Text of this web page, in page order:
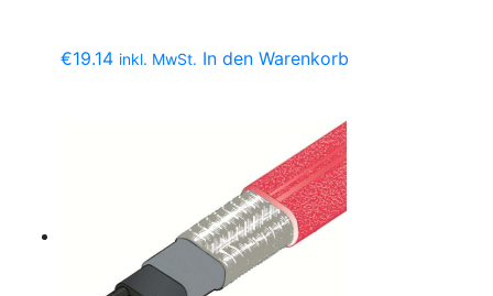
€19.14 inkl. MwSt. In den Warenkorb